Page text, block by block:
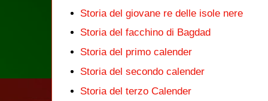
Storia del giovane re delle isole nere
Storia del facchino di Bagdad
Storia del primo calender
Storia del secondo calender
Storia del terzo Calender